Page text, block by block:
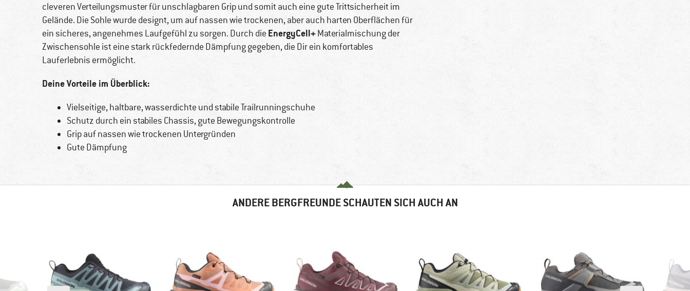
cleveren Verteilungsmuster für unschlagbaren Grip und somit auch eine gute Trittsicherheit im
Gelände. Die Sohle wurde designt, um auf nassen wie trockenen, aber auch harten Oberflächen für
ein sicheres, angenehmes Laufgefühl zu sorgen. Durch die EnergyCell+Materialmischung der
Zwischensohle ist eine stark rückfedernde Dämpfung gegeben, die Dir ein komfortables
Lauferlebnis ermöglicht.
Deine Vorteile im Überblick:
Vielseitige, haltbare, wasserdichte und stabile Trailrunningschuhe
Schutz durch ein stabiles Chassis, gute Bewegungskontrolle
Grip auf nassen wie trockenen Untergründen
Gute Dämpfung
ANDERE BERGFREUNDE SCHAUTEN SICH AUCH AN